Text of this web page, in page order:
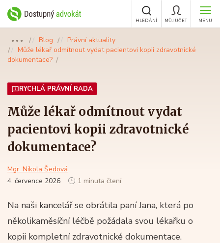
MENU
MŮJ ÚČET
HLEDÁNÍ
●●● Blog
Právní aktuality
Může lékař odmítnout vydat pacientovi kopii zdravotnické
dokumentace?
RYCHLÁ PRÁVNÍ RADA
Může lékař odmítnout vydat
pacientovi kopii zdravotnické
dokumentace?
Mgr. Nikola Šedová
4. července 2026
1 minuta čtení
Na naši kancelář se obrátila paní Jana, která po
několikaměsíční léčbě požádala svou lékařku o
kopii kompletní zdravotnické dokumentace.